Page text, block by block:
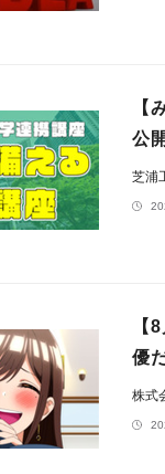
【
公
芝浦
【
優
株式